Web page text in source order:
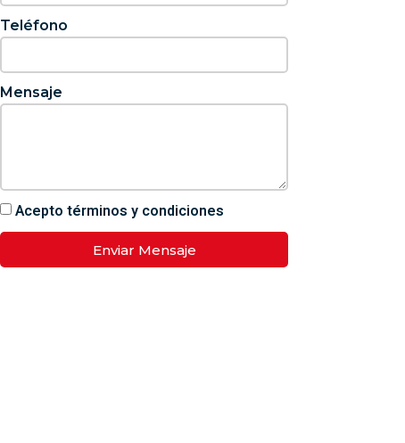
Teléfono
Mensaje
Acepto términos y condiciones
Enviar Mensaje